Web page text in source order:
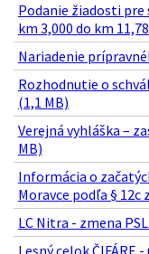
Podanie žiadosti pre
km 3,000 do km
Nariadenie
Rozhodnutie o
(1,1 MB)
Verejná vyhláška –
MB)
Informácia o
Moravce podľa § 12c
LC Nitra - zmena